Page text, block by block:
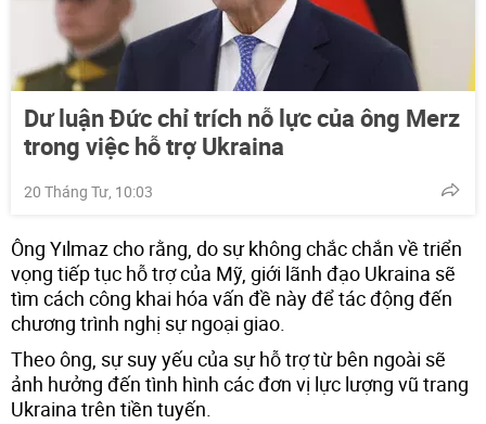
Dư luận Đức chỉ trích nỗ lực của ông Merz
trong việc hỗ trợ Ukraina
20 Tháng Tư, 10:03
Ông Yılmaz cho rằng, do sự không chắc chắn về triển
vọng tiếp tục hỗ trợ của Mỹ, giới lãnh đạo Ukraina sẽ
tìm cách công khai hóa vấn đề này để tác động đến
chương trình nghị sự ngoại giao.
Theo ông, sự suy yếu của sự hỗ trợ từ bên ngoài sẽ
ảnh hưởng đến tình hình các đơn vị lực lượng vũ trang
Ukraina trên tiền tuyến.